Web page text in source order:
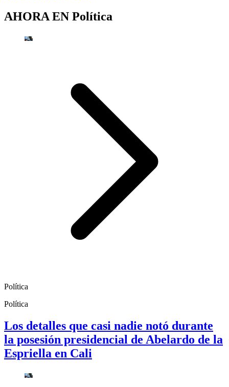
AHORA EN Política
Política
Política
Los detalles que casi nadie notó durante
la posesión presidencial de Abelardo de la
Espriella en Cali